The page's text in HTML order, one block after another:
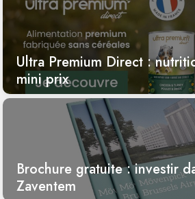
Ultra Premium Direct :
mini prix
Brochure gratuite : investir
Zaventem